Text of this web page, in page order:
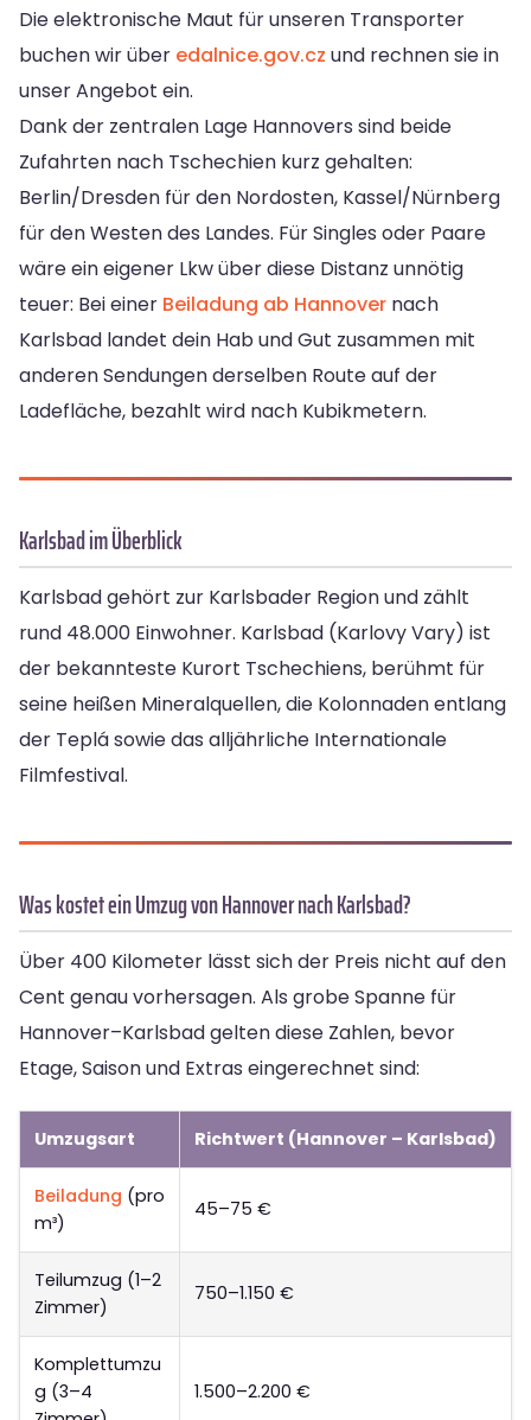
Die elektronische Maut für unseren Transporter
buchen wir über edalnice.gov.cz und rechnen sie in
unser Angebot ein.
Dank der zentralen Lage Hannovers sind beide
Zufahrten nach Tschechien kurz gehalten:
Berlin/Dresden für den Nordosten, Kassel/Nürnberg
für den Westen des Landes. Für Singles oder Paare
wäre ein eigener Lkw über diese Distanz unnötig
teuer: Bei einer Beiladung ab Hannover nach
Karlsbad landet dein Hab und Gut zusammen mit
anderen Sendungen derselben Route auf der
Ladefläche, bezahlt wird nach Kubikmetern.
Karlsbad im Überblick
Karlsbad gehört zur Karlsbader Region und zählt
rund 48.000 Einwohner. Karlsbad (Karlovy Vary) ist
der bekannteste Kurort Tschechiens, berühmt für
seine heißen Mineralquellen, die Kolonnaden entlang
der Teplá sowie das alljährliche Internationale
Filmfestival.
Was kostet ein Umzug von Hannover nach Karlsbad?
Über 400 Kilometer lässt sich der Preis nicht auf den
Cent genau vorhersagen. Als grobe Spanne für
Hannover–Karlsbad gelten diese Zahlen, bevor
Etage, Saison und Extras eingerechnet sind:
Umzugsart Richtwert (Hannover – Karlsbad)
Beiladung (pro
m³)
45–75 €
Teilumzug (1–2
Zimmer)
750–1.150 €
Komplettumzu
g (3–4
1.500–2.200 €